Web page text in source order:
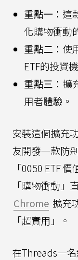
重點一： 這
化購物衝動
重點二： 使
ETF的投資
重點三： 擴
用者體驗。
安裝這個擴充
友開發一款防
「0050 ETF 價
「購物衝動」
Chrome 擴充
「超實用」。
在Threads一